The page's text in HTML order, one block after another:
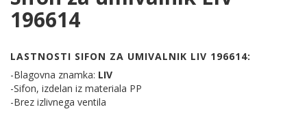
196614
LASTNOSTI SIFON ZA UMIVALNIK LIV 196614:
-Blagovna znamka: LIV
-Sifon, izdelan iz materiala PP
-Brez izlivnega ventila